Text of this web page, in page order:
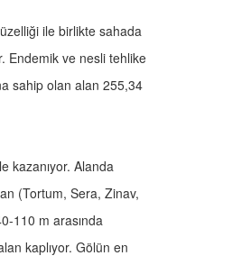
ile birlikte sahada
Endemik ve nesli tehlike
sahip olan alan 255,34
kazanıyor. Alanda
(Tortum, Sera, Zinav,
110 m arasında
kaplıyor. Gölün en